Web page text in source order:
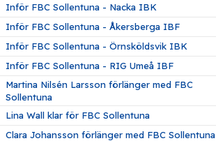
Inför FBC Sollentuna - Nacka IBK
Inför FBC Sollentuna - Åkersberga IBF
Inför FBC Sollentuna - Örnsköldsvik IBK
Inför FBC Sollentuna - RIG Umeå IBF
Martina Nilsén Larsson förlänger med FBC
Sollentuna
Lina Wall klar för FBC Sollentuna
Clara Johansson förlänger med FBC Sollentuna